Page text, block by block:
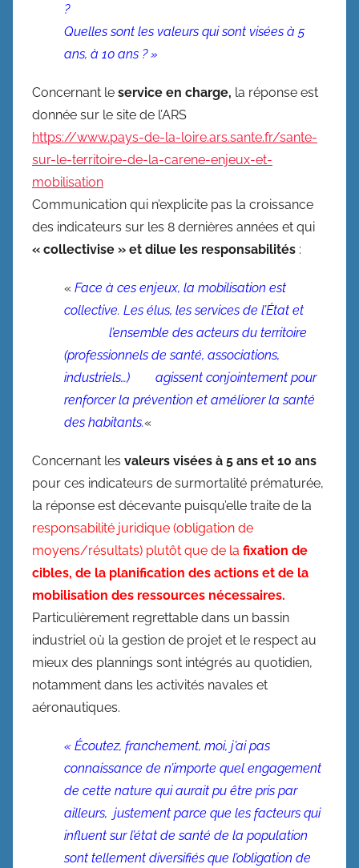
?
Quelles sont les valeurs qui sont visées à 5
ans, à 10 ans ? »
Concernant le service en charge, la réponse est
donnée sur le site de l’ARS
https://www.pays-de-la-loire.ars.sante.fr/sante-
sur-le-territoire-de-la-carene-enjeux-et-
mobilisation
Communication qui n’explicite pas la croissance
des indicateurs sur les 8 dernières années et qui
« collectivise » et dilue les responsabilités :
« Face à ces enjeux, la mobilisation est
collective. Les élus, les services de l’État et
l’ensemble des acteurs du territoire
(professionnels de santé, associations,
industriels…) agissent conjointement pour
renforcer la prévention et améliorer la santé
des habitants.«
Concernant les valeurs visées à 5 ans et 10 ans
pour ces indicateurs de surmortalité prématurée,
la réponse est décevante puisqu’elle traite de la
responsabilité juridique (obligation de
moyens/résultats) plutôt que de la fixation de
cibles, de la planification des actions et de la
mobilisation des ressources nécessaires.
Particulièrement regrettable dans un bassin
industriel où la gestion de projet et le respect au
mieux des plannings sont intégrés au quotidien,
notamment dans les activités navales et
aéronautiques.
« Écoutez, franchement, moi, j’ai pas
connaissance de n’importe quel engagement
de cette nature qui aurait pu être pris par
ailleurs, justement parce que les facteurs qui
influent sur l’état de santé de la population
sont tellement diversifiés que l’obligation de